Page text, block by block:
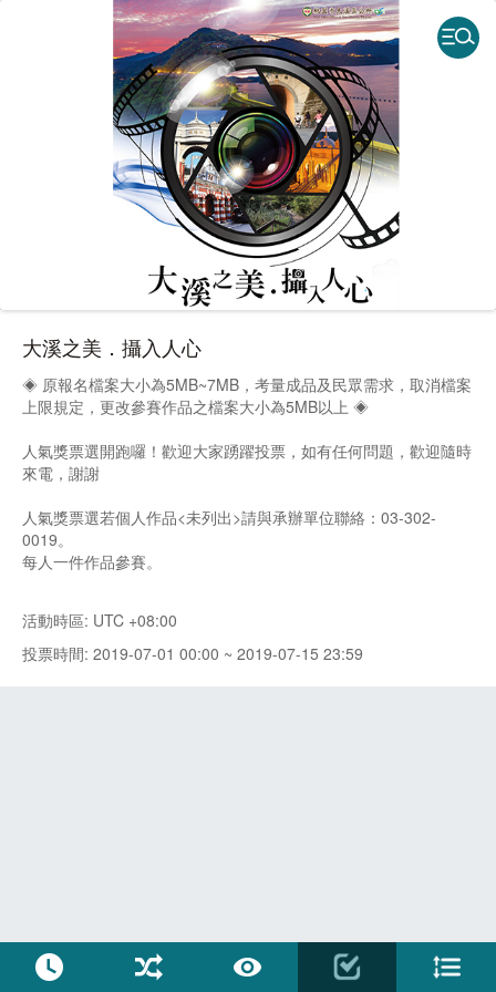
大溪之美．攝入人心
◈ 原報名檔案大小為5MB~7MB，考量成品及民眾需求，取消檔案
上限規定，更改參賽作品之檔案大小為5MB以上 ◈
人氣獎票選開跑囉！歡迎大家踴躍投票，如有任何問題，歡迎隨時
來電，謝謝
人氣獎票選若個人作品<未列出>請與承辦單位聯絡：03-302-
0019。
每人一件作品參賽。
活動時區: UTC +08:00
投票時間: 2019-07-01 00:00 ~ 2019-07-15 23:59